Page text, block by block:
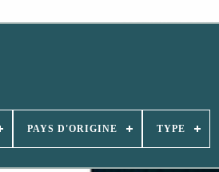
PAYS D'ORIGINE TYPE